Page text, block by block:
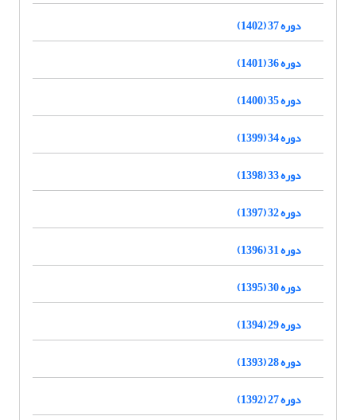
دوره 37 (1402)
دوره 36 (1401)
دوره 35 (1400)
دوره 34 (1399)
دوره 33 (1398)
دوره 32 (1397)
دوره 31 (1396)
دوره 30 (1395)
دوره 29 (1394)
دوره 28 (1393)
دوره 27 (1392)